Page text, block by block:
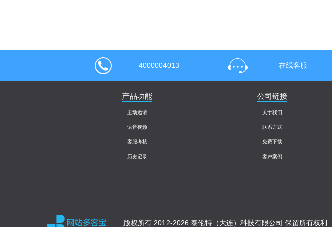
4000004013 在线客服
产品功能
主动邀请
语音视频
客服考核
历史记录
公司链接
关于我们
联系方式
免费下载
客户案例
版权所有:2012-2026 泰伦特（大连）科技有限公司 保留所有权利.